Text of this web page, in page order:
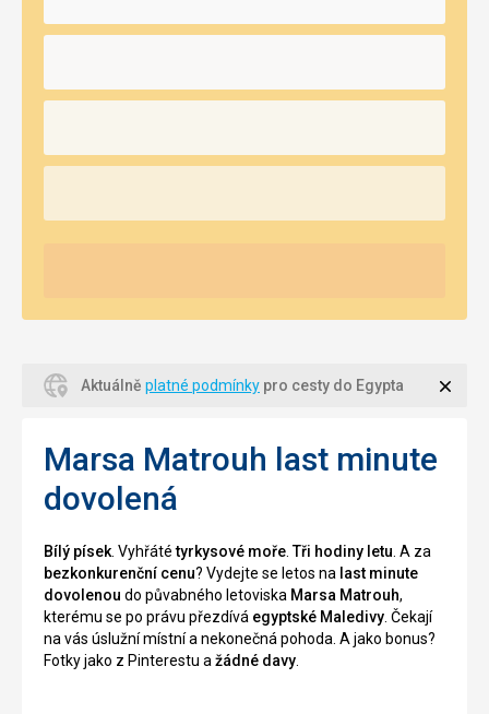
Aktuálně platné podmínky pro cesty do Egypta
Marsa Matrouh last minute
dovolená
Bílý písek . Vyhřátétyrkysové moře .Tři hodiny letu . A za
bezkonkurenční cenu? Vydejte se letos na last minute
dovolenou do půvabného letoviska Marsa Matrouh,
kterému se po právu přezdívá egyptské Maledivy . Čekají
na vás úslužní místní a nekonečná pohoda. A jako bonus?
Fotky jako z Pinterestu a žádné davy